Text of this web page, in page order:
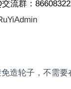
流群：
造轮子，不需要